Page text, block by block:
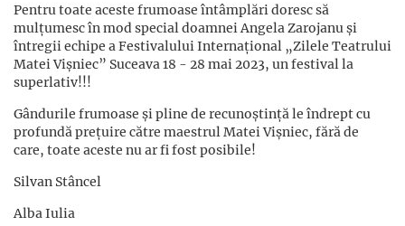
Pentru toate aceste frumoase întâmplări doresc să
mulțumesc în mod special doamnei Angela Zarojanu și
întregii echipe a Festivalului Internațional „Zilele Teatrului
Matei Vișniec” Suceava 18 - 28 mai 2023, un festival la
superlativ!!!
Gândurile frumoase și pline de recunoștință le îndrept cu
profundă prețuire către maestrul Matei Vișniec, fără de
care, toate aceste nu ar fi fost posibile!
Silvan Stâncel
Alba Iulia